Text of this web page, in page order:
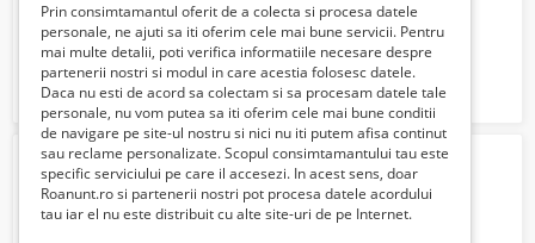
Carucior electric Invacare Bora
3850 Lei
Baston cu 4 picioare
78 Lei
Prin consimtamantul oferit de a colecta si procesa datele
personale, ne ajuti sa iti oferim cele mai bune servicii. Pentru
mai multe detalii, poti verifica informatiile necesare despre
partenerii nostri si modul in care acestia folosesc datele.
Daca nu esti de acord sa colectam si sa procesam datele tale
personale, nu vom putea sa iti oferim cele mai bune conditii
de navigare pe site-ul nostru si nici nu iti putem afisa continut
sau reclame personalizate. Scopul consimtamantului tau este
specific serviciului pe care il accesezi. In acest sens, doar
Roanunt.ro si partenerii nostri pot procesa datele acordului
tau iar el nu este distribuit cu alte site-uri de pe Internet.